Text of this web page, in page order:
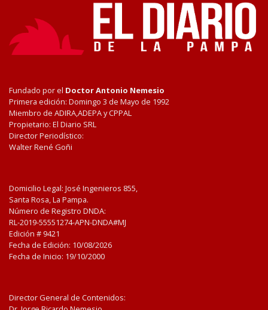
Fundado por el Doctor Antonio Nemesio
Primera edición: Domingo 3 de Mayo de 1992
Miembro de ADIRA,ADEPA y CPPAL
Propietario: El Diario SRL
Director Periodístico:
Walter René Goñi
Domicilio Legal: José Ingenieros 855,
Santa Rosa, La Pampa.
Número de Registro DNDA:
RL-2019-55551274-APN-DNDA#MJ
Edición # 9421
Fecha de Edición: 10/08/2026
Fecha de Inicio: 19/10/2000
Director General de Contenidos: